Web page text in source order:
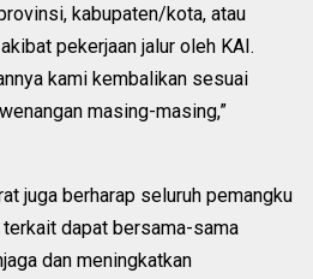
kabupaten/kota, atau
pekerjaan jalur oleh KAI.
kami kembalikan sesuai
masing-masing,”
juga berharap seluruh pemangku
dapat bersama-sama
dan meningkatkan